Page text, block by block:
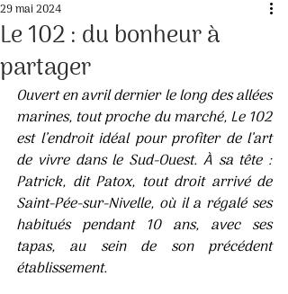
Le 102 : du bonheur à
partager
29 mai 2024
Ouvert en avril dernier le long des allées
marines, tout proche du marché, Le 102
est l’endroit idéal pour profiter de l’art
de vivre dans le Sud-Ouest. À sa tête :
Patrick, dit Patox, tout droit arrivé de
Saint-Pée-sur-Nivelle, où il a régalé ses
habitués pendant 10 ans, avec ses
tapas, au sein de son précédent
établissement.